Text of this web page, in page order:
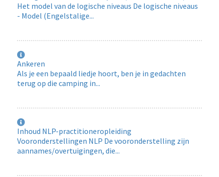
Het model van de logische niveaus De logische niveaus
- Model (Engelstalige...
Ankeren
Als je een bepaald liedje hoort, ben je in gedachten
terug op die camping in...
Inhoud NLP-practitioneropleiding
Vooronderstellingen NLP De vooronderstelling zijn
aannames/overtuigingen, die...